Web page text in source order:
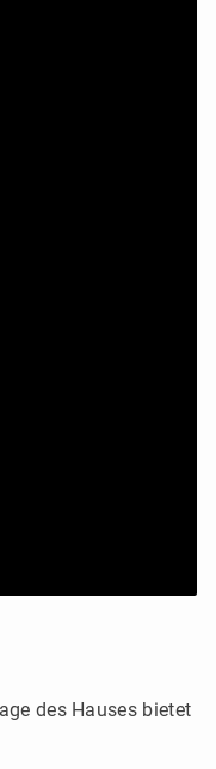
des Hauses bietet